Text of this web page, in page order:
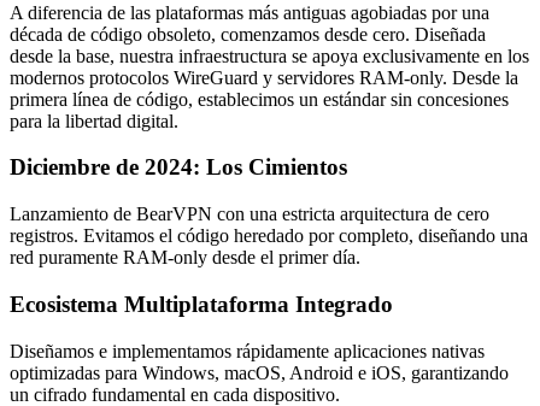
A diferencia de las plataformas más antiguas agobiadas por una
década de código obsoleto, comenzamos desde cero. Diseñada
desde la base, nuestra infraestructura se apoya exclusivamente en los
modernos protocolos WireGuard y servidores RAM-only. Desde la
primera línea de código, establecimos un estándar sin concesiones
para la libertad digital.
Diciembre de 2024: Los Cimientos
Lanzamiento de BearVPN con una estricta arquitectura de cero
registros. Evitamos el código heredado por completo, diseñando una
red puramente RAM-only desde el primer día.
Ecosistema Multiplataforma Integrado
Diseñamos e implementamos rápidamente aplicaciones nativas
optimizadas para Windows, macOS, Android e iOS, garantizando
un cifrado fundamental en cada dispositivo.